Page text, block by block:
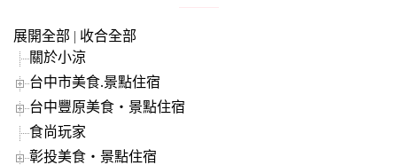
展開全部 | 收合全部
關於小涼
台中市美食.景點住宿
台中豐原美食‧景點住宿
食尚玩家
彰投美食‧景點住宿